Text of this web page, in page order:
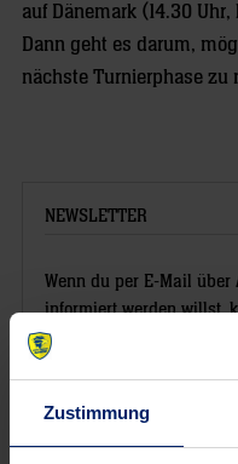
Zustimmung
auf Dänemark (14.30
Dann geht es darum,
nächste Turnierphase zu
NEWSLETTER
Wenn du per E-Mail
informiert werden willst,
Newsletter